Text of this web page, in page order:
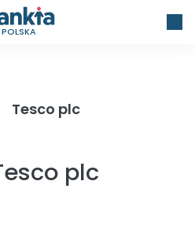
POLSKA
Tesco plc
plc